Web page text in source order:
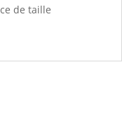
de taille